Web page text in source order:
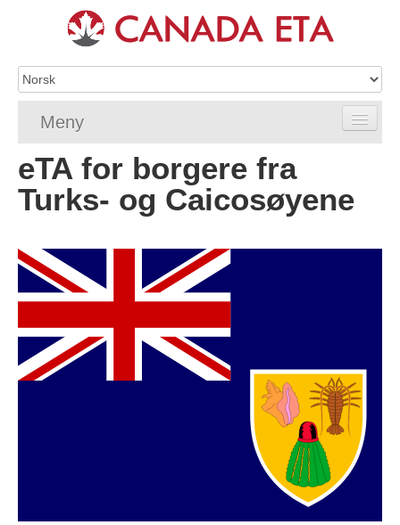
Meny
Home
eTA-søknad
Vanlige spørsmål om eTA
eTA-ressurser
eTA for borgere fra
Turks- og Caicosøyene